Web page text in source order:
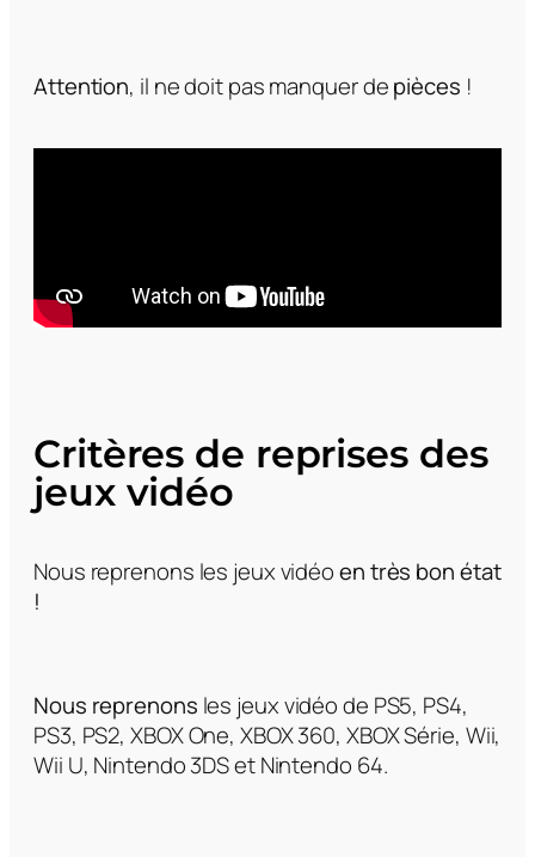
Attention, il ne doit pas manquer depièces !
Critères de reprises des
jeux vidéo
Nous reprenons les jeux vidéoen très bon état
!
Nous reprenons les jeux vidéo de PS5, PS4,
PS3, PS2, XBOX One, XBOX 360, XBOX Série, Wii,
Wii U, Nintendo 3DS et Nintendo 64.